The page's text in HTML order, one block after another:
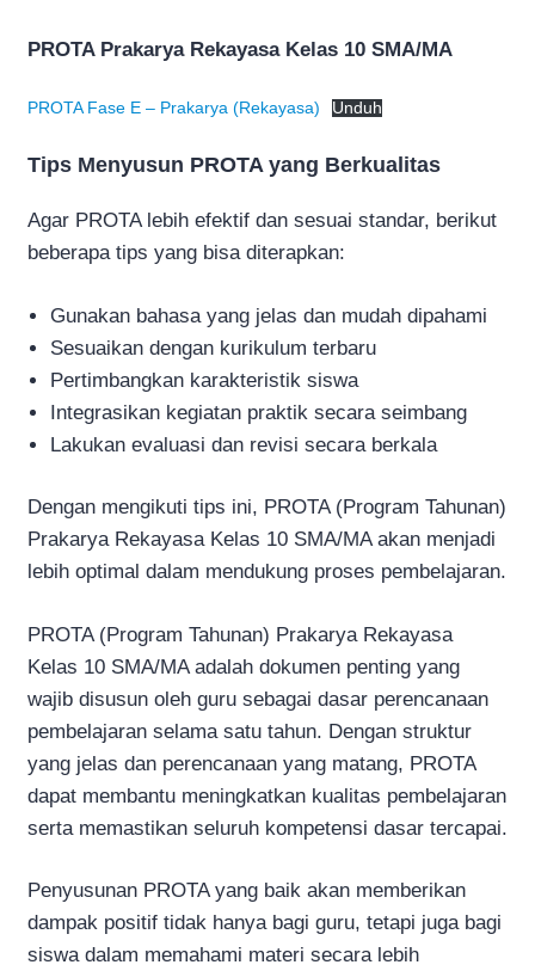
PROTA Prakarya Rekayasa Kelas 10 SMA/MA
PROTA Fase E – Prakarya (Rekayasa) Unduh
Tips Menyusun PROTA yang Berkualitas
Agar PROTA lebih efektif dan sesuai standar, berikut
beberapa tips yang bisa diterapkan:
Gunakan bahasa yang jelas dan mudah dipahami
Sesuaikan dengan kurikulum terbaru
Pertimbangkan karakteristik siswa
Integrasikan kegiatan praktik secara seimbang
Lakukan evaluasi dan revisi secara berkala
Dengan mengikuti tips ini, PROTA (Program Tahunan)
Prakarya Rekayasa Kelas 10 SMA/MA akan menjadi
lebih optimal dalam mendukung proses pembelajaran.
PROTA (Program Tahunan) Prakarya Rekayasa
Kelas 10 SMA/MA adalah dokumen penting yang
wajib disusun oleh guru sebagai dasar perencanaan
pembelajaran selama satu tahun. Dengan struktur
yang jelas dan perencanaan yang matang, PROTA
dapat membantu meningkatkan kualitas pembelajaran
serta memastikan seluruh kompetensi dasar tercapai.
Penyusunan PROTA yang baik akan memberikan
dampak positif tidak hanya bagi guru, tetapi juga bagi
siswa dalam memahami materi secara lebih